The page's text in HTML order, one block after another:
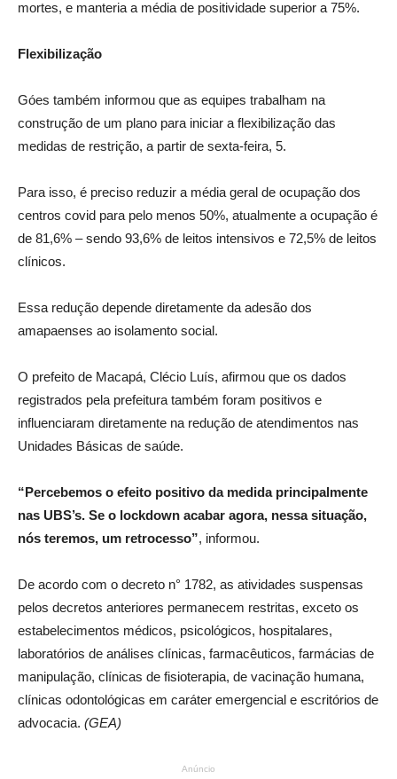
mortes, e manteria a média de positividade superior a 75%.
Flexibilização
Góes também informou que as equipes trabalham na
construção de um plano para iniciar a flexibilização das
medidas de restrição, a partir de sexta-feira, 5.
Para isso, é preciso reduzir a média geral de ocupação dos
centros covid para pelo menos 50%, atualmente a ocupação é
de 81,6% – sendo 93,6% de leitos intensivos e 72,5% de leitos
clínicos.
Essa redução depende diretamente da adesão dos
amapaenses ao isolamento social.
O prefeito de Macapá, Clécio Luís, afirmou que os dados
registrados pela prefeitura também foram positivos e
influenciaram diretamente na redução de atendimentos nas
Unidades Básicas de saúde.
“Percebemos o efeito positivo da medida principalmente
nas UBS’s. Se o lockdown acabar agora, nessa situação,
nós teremos, um retrocesso”, informou.
De acordo com o decreto n° 1782, as atividades suspensas
pelos decretos anteriores permanecem restritas, exceto os
estabelecimentos médicos, psicológicos, hospitalares,
laboratórios de análises clínicas, farmacêuticos, farmácias de
manipulação, clínicas de fisioterapia, de vacinação humana,
clínicas odontológicas em caráter emergencial e escritórios de
advocacia. (GEA)
Anúncio